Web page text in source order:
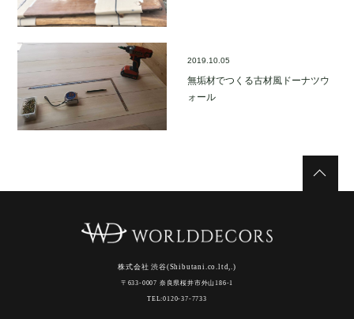
2019.10.05
無垢材でつくる古材風ドーナツウ
ォール
株式会社 渋谷(Shibutani.co.ltd,.)
〒633-0007 奈良県桜井市外山186-1
TEL:0120-37-7733